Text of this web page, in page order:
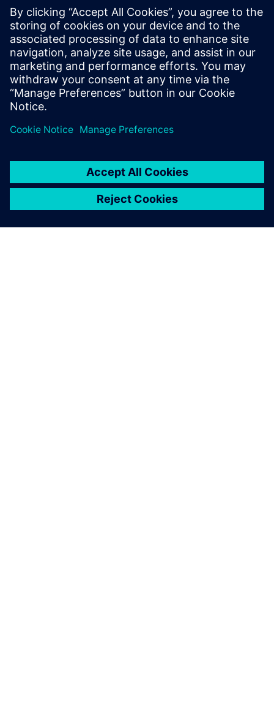
RemoteSpark™ on segareaalsuse jõudluse tugivahend
segareaalsuse peakomplektides, sealhulgas HoloLensis,
juurutamiseks. Töötajad saavad koheselt juurde pääseda
2D- ja 3D-varadele, et toetada ülesannete täitmist,
toimimise tõhusust ...
Lisateave